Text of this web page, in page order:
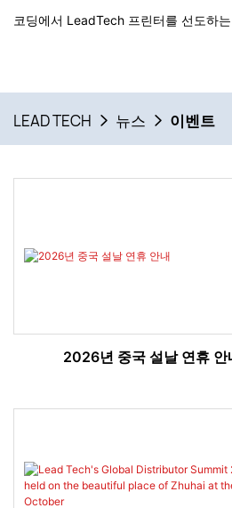
코딩에서 LeadTech 프린터를 선도하
LEAD TECH 뉴스 이벤트
2026년 중국 설날 연휴 안